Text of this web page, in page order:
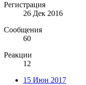
Регистрация
26 Дек 2016
Сообщения
60
Реакции
12
15 Июн 2017